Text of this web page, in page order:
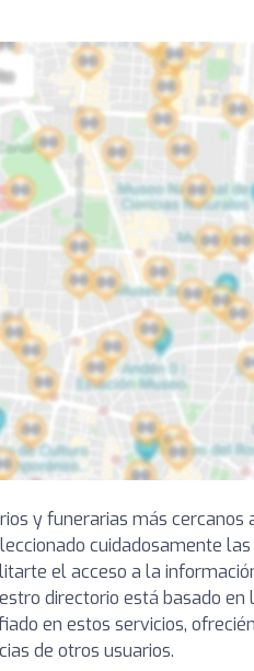
y funerarias más cercanos
cuidadosamente
el acceso a la
directorio está basado en
en estos servicios,
de otros usuarios.